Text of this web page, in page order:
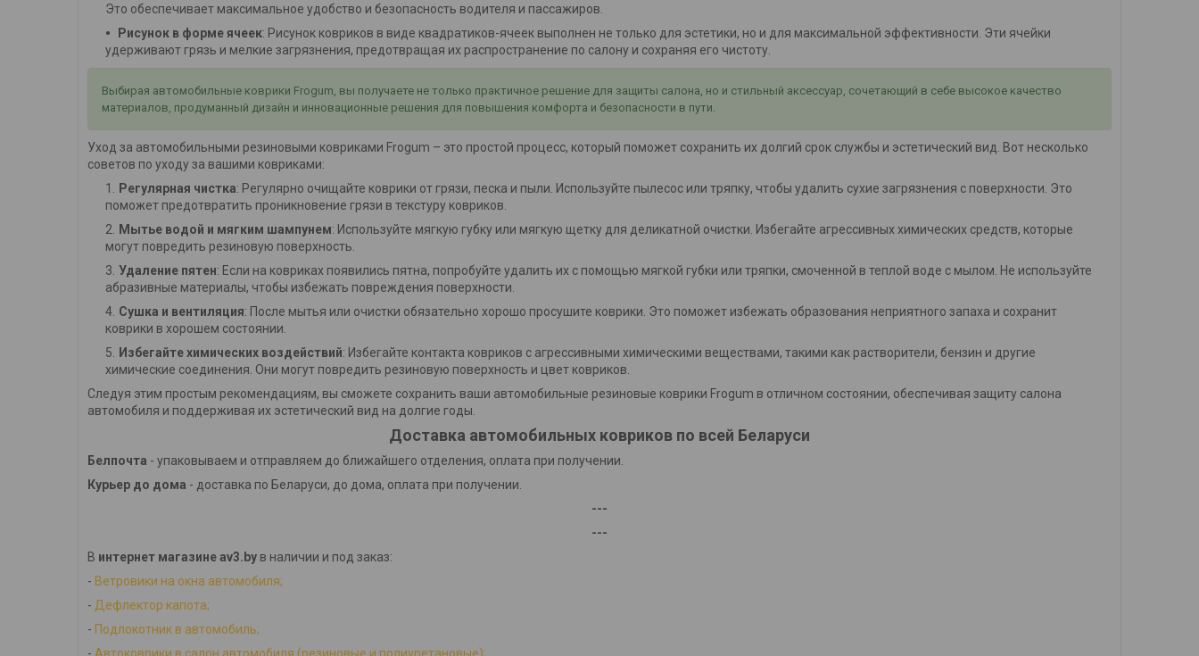
Это обеспечивает максимальное удобство и безопасность водителя и пассажиров.
Рисунок в форме ячеек: Рисунок ковриков в виде квадратиков-ячеек выполнен не только для эстетики, но и для максимальной эффективности. Эти ячейки
удерживают грязь и мелкие загрязнения, предотвращая их распространение по салону и сохраняя его чистоту.
Выбирая автомобильные коврики Frogum, вы получаете не только практичное решение для защиты салона, но и стильный аксессуар, сочетающий в себе высокое качество
материалов, продуманный дизайн и инновационные решения для повышения комфорта и безопасности в пути.
Уход за автомобильными резиновыми ковриками Frogum – это простой процесс, который поможет сохранить их долгий срок службы и эстетический вид. Вот несколько
советов по уходу за вашими ковриками:
Регулярная чистка: Регулярно очищайте коврики от грязи, песка и пыли. Используйте пылесос или тряпку, чтобы удалить сухие загрязнения с поверхности. Это
поможет предотвратить проникновение грязи в текстуру ковриков.
Мытье водой и мягким шампунем: Используйте мягкую губку или мягкую щетку для деликатной очистки. Избегайте агрессивных химических средств, которые
могут повредить резиновую поверхность.
Удаление пятен: Если на ковриках появились пятна, попробуйте удалить их с помощью мягкой губки или тряпки, смоченной в теплой воде с мылом. Не используйте
абразивные материалы, чтобы избежать повреждения поверхности.
Сушка и вентиляция: После мытья или очистки обязательно хорошо просушите коврики. Это поможет избежать образования неприятного запаха и сохранит
коврики в хорошем состоянии.
Избегайте химических воздействий: Избегайте контакта ковриков с агрессивными химическими веществами, такими как растворители, бензин и другие
химические соединения. Они могут повредить резиновую поверхность и цвет ковриков.
Следуя этим простым рекомендациям, вы сможете сохранить ваши автомобильные резиновые коврики Frogum в отличном состоянии, обеспечивая защиту салона
автомобиля и поддерживая их эстетический вид на долгие годы.
Доставка автомобильных ковриков по всей Беларуси
Белпочта - упаковываем и отправляем до ближайшего отделения, оплата при получении.
Курьер до дома - доставка по Беларуси, до дома, оплата при получении.
---
---
В интернет магазине av3.by в наличии и под заказ:
- Ветровики на окна автомобиля;
- Дефлектор капота;
- Подлокотник в автомобиль;
- Автоковрики в салон автомобиля (резиновые и полиуретановые);